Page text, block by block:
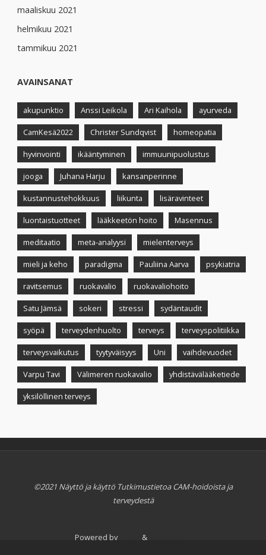
maaliskuu 2021
helmikuu 2021
tammikuu 2021
AVAINSANAT
akupunktio Anssi Leikola Ari Kaihola ayurveda
CamKesä2022 Christer Sundqvist homeopatia
hyvinvointi ikääntyminen immuunipuolustus
jooga Juhana Harju kansanperinne
kustannustehokkuus liikunta lisäravinteet
luontaistuotteet lääkkeetön hoito Masennus
meditaatio meta-analyysi mielenterveys
mieli ja keho paradigma Pauliina Aarva psykiatria
ravitsemus ruokavalio ruokavaliohoito
Satu Jämsä sokeri stressi sydäntaudit
syöpä terveydenhuolto terveys terveyspolitiikka
terveysvaikutus tyytyväisyys Uni vaihdevuodet
Varpu Tavi Välimeren ruokavalio yhdistävälääketiede
yksilöllinen terveys
©2021 Näyttö ja käyttö Tutkimustietoa CAM-hoidoista ja
terveydestä
Powered byFluida &